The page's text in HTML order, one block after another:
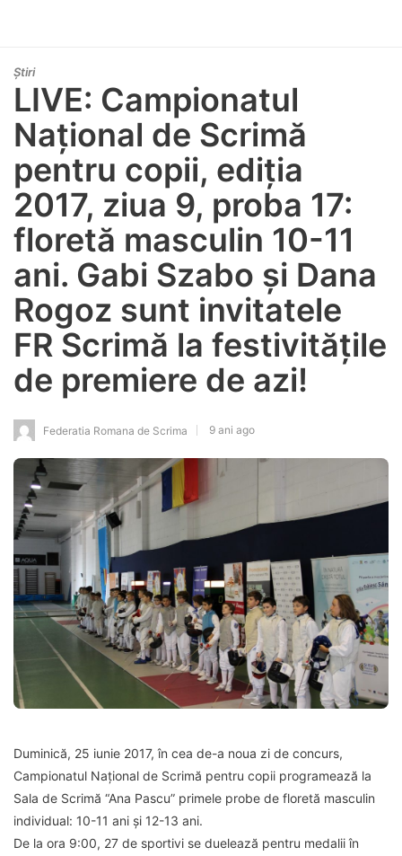
Știri
LIVE: Campionatul
Național de Scrimă
pentru copii, ediția
2017, ziua 9, proba 17:
floretă masculin 10-11
ani. Gabi Szabo și Dana
Rogoz sunt invitatele
FR Scrimă la festivitățile
de premiere de azi!
Federatia Romana de Scrima 9 ani ago
Duminică, 25 iunie 2017, în cea de-a noua zi de concurs,
Campionatul Național de Scrimă pentru copii programează la
Sala de Scrimă “Ana Pascu” primele probe de floretă masculin
individual: 10-11 ani și 12-13 ani.
De la ora 9:00, 27 de sportivi se duelează pentru medalii în